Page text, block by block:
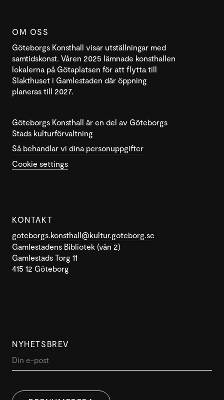
OM OSS
Göteborgs Konsthall visar utställningar med
samtidskonst. Våren 2025 lämnade konsthallen
lokalerna på Götaplatsen för att flytta till
Slakthuset i Gamlestaden där öppning
planeras till 2027.
Göteborgs Konsthall är en del av Göteborgs
Stads kulturförvaltning
Så behandlar vi dina personuppgifter
Cookie settings
KONTAKT
goteborgs.konsthall@kultur.goteborg.se
Gamlestadens Bibliotek (vån 2)
Gamlestads Torg 11
415 12 Göteborg
NYHETSBREV